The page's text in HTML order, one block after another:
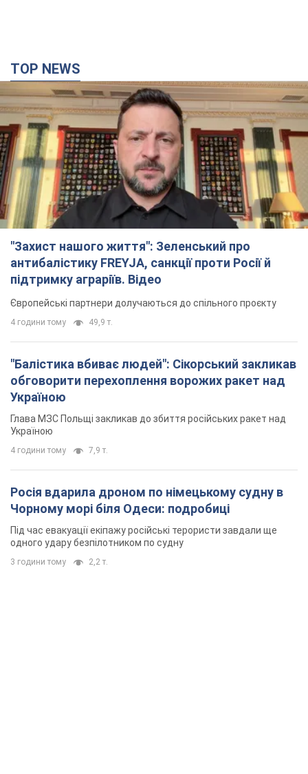
TOP NEWS
"Захист нашого життя": Зеленський про
антибалістику FREYJA, санкції проти Росії й
підтримку аграріїв. Відео
Європейські партнери долучаються до спільного проєкту
4 години тому 49,9 т.
"Балістика вбиває людей": Сікорський закликав
обговорити перехоплення ворожих ракет над
Україною
Глава МЗС Польщі закликав до збиття російських ракет над
Україною
4 години тому 7,9 т.
Росія вдарила дроном по німецькому судну в
Чорному морі біля Одеси: подробиці
Під час евакуації екіпажу російські терористи завдали ще
одного удару безпілотником по судну
3 години тому 2,2 т.